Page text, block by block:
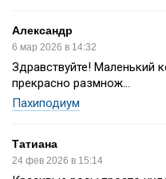
Александр
6 мар 2026 в 14:32
Здравствуйте! Маленький
прекрасно размнож...
Пахиподиум
Татиана
24 фев 2026 в 15:14